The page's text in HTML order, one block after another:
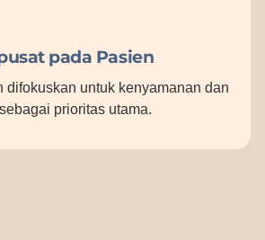
pada Pasien
difokuskan untuk kenyamanan dan
prioritas utama.